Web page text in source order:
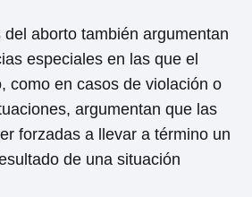
aborto también argumentan
especiales en las que el
como en casos de violación o
argumentan que las
forzadas a llevar a término un
de una situación